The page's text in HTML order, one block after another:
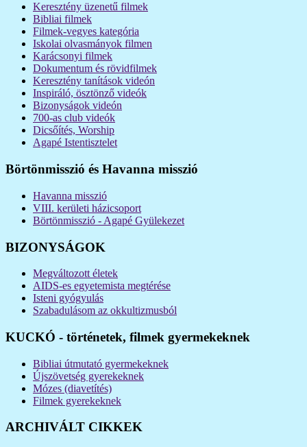
Keresztény üzenetű filmek
Bibliai filmek
Filmek-vegyes kategória
Iskolai olvasmányok filmen
Karácsonyi filmek
Dokumentum és rövidfilmek
Keresztény tanítások videón
Inspiráló, ösztönző videók
Bizonyságok videón
700-as club videók
Dicsőítés, Worship
Agapé Istentisztelet
Börtönmisszió és Havanna misszió
Havanna misszió
VIII. kerületi házicsoport
Börtönmisszió - Agapé Gyülekezet
BIZONYSÁGOK
Megváltozott életek
AIDS-es egyetemista megtérése
Isteni gyógyulás
Szabadulásom az okkultizmusból
KUCKÓ - történetek, filmek gyermekeknek
Bibliai útmutató gyermekeknek
Újszövetség gyerekeknek
Mózes (diavetítés)
Filmek gyerekeknek
ARCHIVÁLT CIKKEK